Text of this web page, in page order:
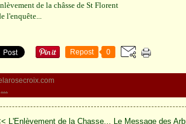
de la châsse de St Florent
l'enquête...
Repost 0
…
L'Enlèvement de la Chasse... Le Message des